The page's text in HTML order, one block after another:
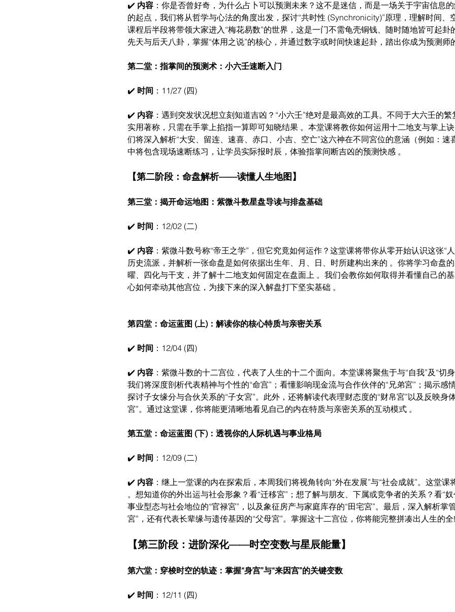
✔️ 内容：你是否曾好奇，为什么占卜可以预测未来？这不是迷信，而是一场关于宇宙信息
的起点，我们将从哲学与心法的角度出发，探讨“共时性 (Synchronicity)”原理，理解时间、
课程后半段将带领大家进入“梅花易数”的世界，这是一门不需龟壳铜钱、随时随地皆可起卦
先天与后天八卦，掌握“体用之说”的核心，并通过数字或时间快速起卦，踏出你成为预测师
第二堂：指掌间的预测术：小六壬速断入门
✔️ 时间 ：11/27 (四)
✔️ 内容：遇到突发状况想立刻知道吉凶？“小六壬”绝对是最高效的工具。不同于大六壬的
实用著称，只需在手掌上掐指一算即可知晓结果 。本堂课将教你如何运用十二地支与掌上
们将深入解析“大安、留连、速喜、赤口、小吉、空亡”这六神在不同宮位的意涵（例如：速
中将包含现场速断练习，让学员实际报时辰，体验指掌间断吉凶的预测快感 。
【第二阶段：命盘解析——读懂人生地图】
第三堂：揭开命运地图：紫微斗数星盘导读与排盘基础
✔️ 时间 ：12/02 (二)
✔️ 内容：紫微斗数号称“帝王之学”，但它究竟如何运作？这堂课将带你从零开始认识这张“
历史流派，并解析一张命盘是如何依据出生年、月、日、时所建构出来的 。你将学习命盘
曜、四化与干支，并了解十二地支如何固定在盘面上 。我们会教你如何取得并看懂自己的
心如何牵动其他宫位，为接下来的深入解盘打下坚实基础 。
第四堂：命运蓝图 (上)：解读你的核心特质与亲密关系
✔️ 时间 ：12/04 (四)
✔️ 内容：紫微斗数的十二宫位，代表了人生的十二个面向。本堂课将聚焦于与“自我”及“切
我们将深度剖析代表精神与个性的“命宫”；看懂影响现金流与合作伙伴的“兄弟宮”；揭示感
探讨子女缘分与合伙关系的“子女宮”。此外，还将解读代表理财态度的“财帛宮”以及反映身
宮”。通过这堂课，你将能更清晰地看见自己的内在特质与亲密关系的互动模式 。
第五堂：命运蓝图 (下)：透视你的人际机遇与事业格局
✔️ 时间 ：12/09 (二)
✔️ 内容：继上一堂课的内在探索后，本周我们将视角转向“外在发展”与“社会成就”。这堂
。想知道你的外出运与社会形象？看“迁移宮”；想了解与朋友、下属或竞争者的关系？看“
事业型态与社会地位的“官禄宮”，以及象征房产与家庭库存的“田宅宮”。最后，深入解析掌
宮”，还有代表长辈缘与遗传基因的“父母宮”。掌握这十二宫位，你将能完整拼凑出人生的
【第三阶段：进阶深化——时空变数与星辰能量】
第六堂：穿梭时空的轨迹：掌握“身宫”与“来因宫”的关键变数
✔️ 时间 ：12/11 (四)